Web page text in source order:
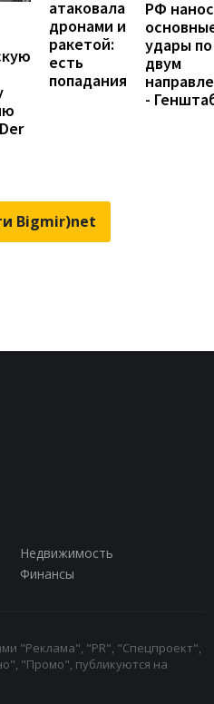
атаковала
дронами и
ракетой:
есть
попадания
РФ
удары по
двум
-
Bigmir)net
Недвижимость
Финансы
"Реклама", "PR", "Спецпроект",
"Промо", публикуются на